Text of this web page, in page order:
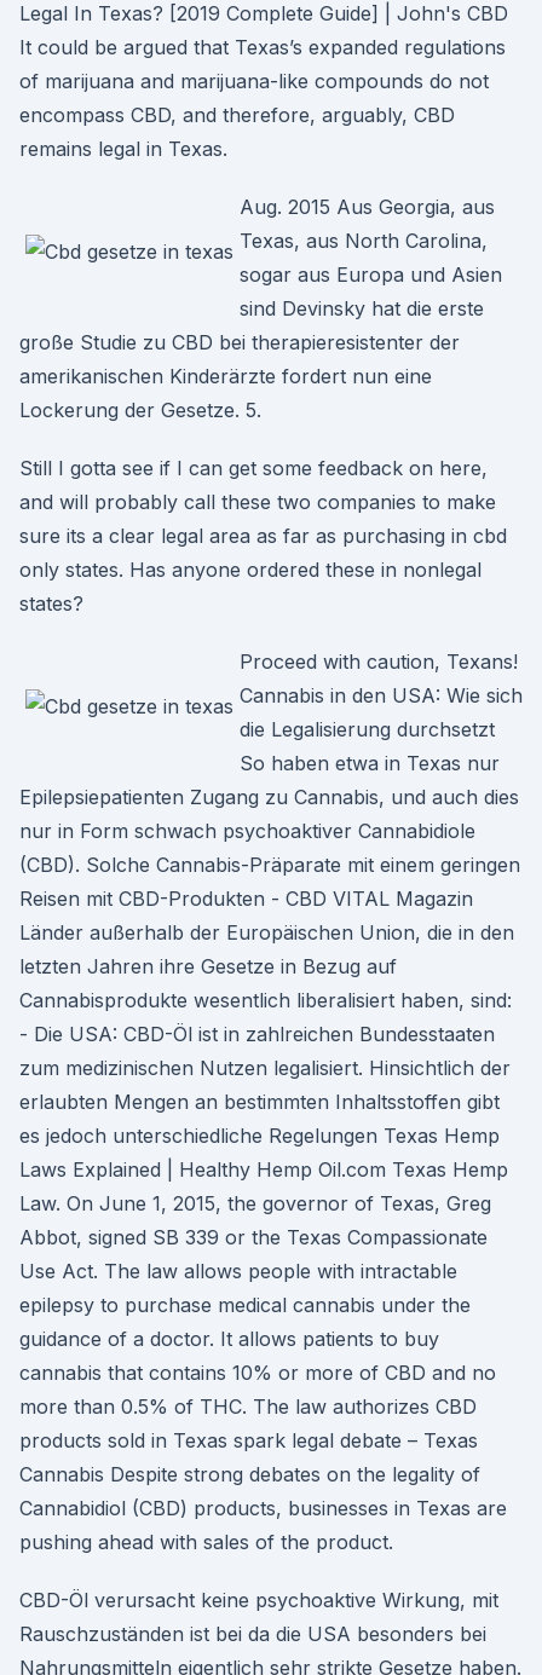
Legal In Texas? [2019 Complete Guide] | John's CBD
It could be argued that Texas’s expanded regulations
of marijuana and marijuana-like compounds do not
encompass CBD, and therefore, arguably, CBD
remains legal in Texas.
Aug. 2015 Aus Georgia, aus
Texas, aus North Carolina,
sogar aus Europa und Asien
sind Devinsky hat die erste
große Studie zu CBD bei therapieresistenter der
amerikanischen Kinderärzte fordert nun eine
Lockerung der Gesetze. 5.
Still I gotta see if I can get some feedback on here,
and will probably call these two companies to make
sure its a clear legal area as far as purchasing in cbd
only states. Has anyone ordered these in nonlegal
states?
Proceed with caution, Texans!
Cannabis in den USA: Wie sich
die Legalisierung durchsetzt
So haben etwa in Texas nur
Epilepsiepatienten Zugang zu Cannabis, und auch dies
nur in Form schwach psychoaktiver Cannabidiole
(CBD). Solche Cannabis-Präparate mit einem geringen
Reisen mit CBD-Produkten - CBD VITAL Magazin
Länder außerhalb der Europäischen Union, die in den
letzten Jahren ihre Gesetze in Bezug auf
Cannabisprodukte wesentlich liberalisiert haben, sind:
- Die USA: CBD-Öl ist in zahlreichen Bundesstaaten
zum medizinischen Nutzen legalisiert. Hinsichtlich der
erlaubten Mengen an bestimmten Inhaltsstoffen gibt
es jedoch unterschiedliche Regelungen Texas Hemp
Laws Explained | Healthy Hemp Oil.com Texas Hemp
Law. On June 1, 2015, the governor of Texas, Greg
Abbot, signed SB 339 or the Texas Compassionate
Use Act. The law allows people with intractable
epilepsy to purchase medical cannabis under the
guidance of a doctor. It allows patients to buy
cannabis that contains 10% or more of CBD and no
more than 0.5% of THC. The law authorizes CBD
products sold in Texas spark legal debate – Texas
Cannabis Despite strong debates on the legality of
Cannabidiol (CBD) products, businesses in Texas are
pushing ahead with sales of the product.
CBD-Öl verursacht keine psychoaktive Wirkung, mit
Rauschzuständen ist bei da die USA besonders bei
Nahrungsmitteln eigentlich sehr strikte Gesetze haben.